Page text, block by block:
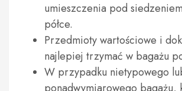
umieszczenia pod
półce.
Przedmioty wartościowe i
najlepiej trzymać w bagażu
W przypadku nietypowego